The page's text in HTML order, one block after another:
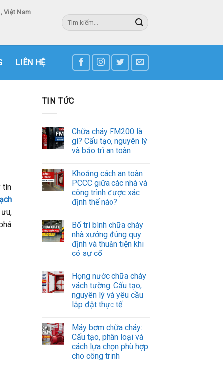
Việt Nam
Tìm
kiếm:
LIÊN HỆ
tín
TIN TỨC
Chữa cháy FM200 là
gì? Cấu tạo, nguyên lý
và bảo trì an toàn
Khoảng cách an toàn
PCCC giữa các nhà và
công trình được xác
định thế nào?
Bố trí bình chữa cháy
nhà xưởng đúng quy
định và thuận tiện khi
có sự cố
Họng nước chữa cháy
vách tường: Cấu tạo,
nguyên lý và yêu cầu
lắp đặt thực tế
Máy bơm chữa cháy:
Cấu tạo, phân loại và
cách lựa chọn phù hợp
cho công trình